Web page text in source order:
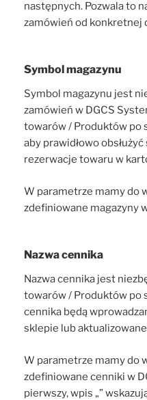
następnych. Pozwala to
zamówień od konkretnej
Symbol magazynu
Symbol magazynu jest
zamówień w DGCS
towarów / Produktów po
aby prawidłowo
rezerwacje towaru w
W parametrze mamy do
zdefiniowane magazyny
Nazwa cennika
Nazwa cennika jest
towarów / Produktów po
cennika będą
sklepie lub
W parametrze mamy do
zdefiniowane cenniki w
pierwszy, wpis „”